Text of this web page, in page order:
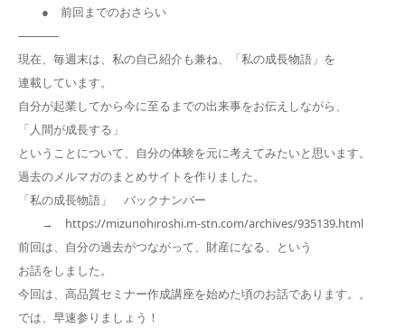
● 前回までのおさらい
─────
現在、毎週末は、私の自己紹介も兼ね、「私の成長物語」を
連載しています。
自分が起業してから今に至るまでの出来事をお伝えしながら、
「人間が成長する」
ということについて、自分の体験を元に考えてみたいと思います。
過去のメルマガのまとめサイトを作りました。
「私の成長物語」 バックナンバー
→ https://mizunohiroshi.m-stn.com/archives/935139.html
前回は、自分の過去がつながって、財産になる、という
お話をしました。
今回は、高品質セミナー作成講座を始めた頃のお話であります。。
では、早速参りましょう！